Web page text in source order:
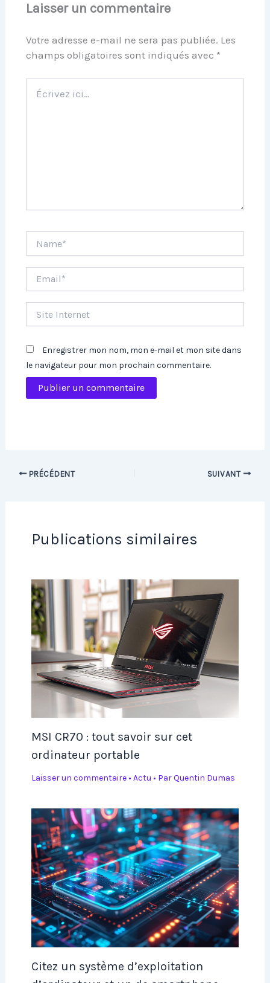
Laisser un commentaire
Votre adresse e-mail ne sera pas publiée. Les
champs obligatoires sont indiqués avec *
ici…
Internet
Enregistrer mon nom, mon e-mail et mon site dans
le navigateur pour mon prochain commentaire.
PRÉCÉDENT SUIVANT
Publications similaires
MSI CR70 : tout savoir sur cet
ordinateur portable
Laisser un commentaire • Actu • ParQuentin Dumas
Citez un système d’exploitation